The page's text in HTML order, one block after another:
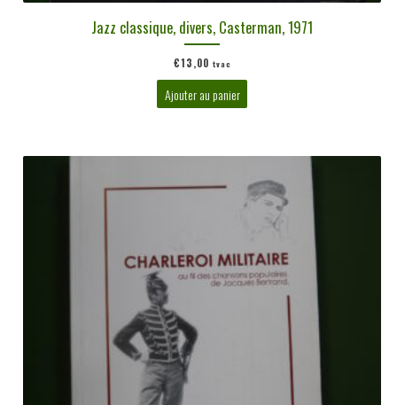
Jazz classique, divers, Casterman, 1971
€13,00 tvac
Ajouter au panier